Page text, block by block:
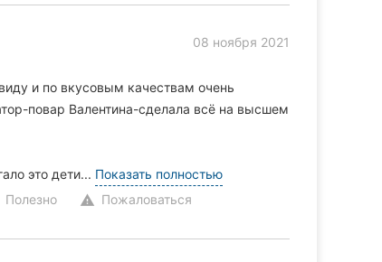
08 ноября 2021
и по вкусовым качествам очень
повар Валентина-сделала всё на высшем
это дети... Показать полностью
Полезно warning Пожаловаться